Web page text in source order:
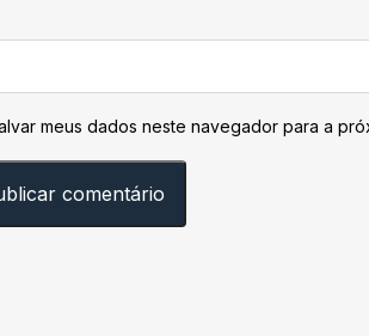
meus dados neste navegador para a